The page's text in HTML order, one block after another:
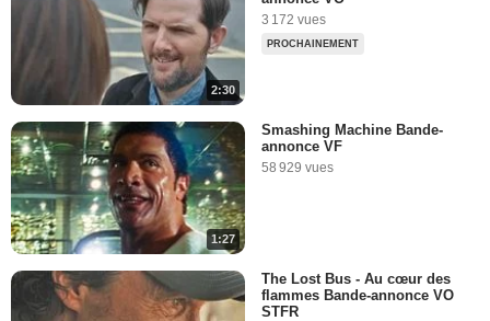
2:30
3 172 vues
PROCHAINEMENT
1:27
Smashing Machine Bande-
annonce VF
58 929 vues
The Lost Bus - Au cœur des
flammes Bande-annonce VO
STFR